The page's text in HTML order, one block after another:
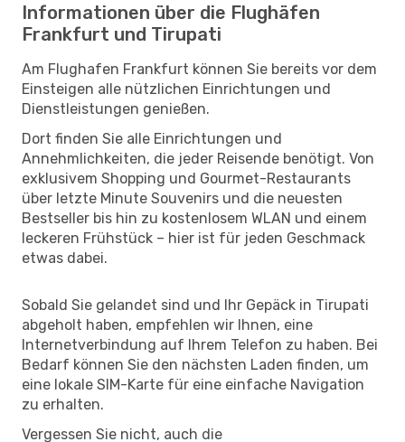
Informationen über die Flughäfen
Frankfurt und Tirupati
Am Flughafen Frankfurt können Sie bereits vor dem
Einsteigen alle nützlichen Einrichtungen und
Dienstleistungen genießen.
Dort finden Sie alle Einrichtungen und
Annehmlichkeiten, die jeder Reisende benötigt. Von
exklusivem Shopping und Gourmet-Restaurants
über letzte Minute Souvenirs und die neuesten
Bestseller bis hin zu kostenlosem WLAN und einem
leckeren Frühstück – hier ist für jeden Geschmack
etwas dabei.
Sobald Sie gelandet sind und Ihr Gepäck in Tirupati
abgeholt haben, empfehlen wir Ihnen, eine
Internetverbindung auf Ihrem Telefon zu haben. Bei
Bedarf können Sie den nächsten Laden finden, um
eine lokale SIM-Karte für eine einfache Navigation
zu erhalten.
Vergessen Sie nicht, auch die